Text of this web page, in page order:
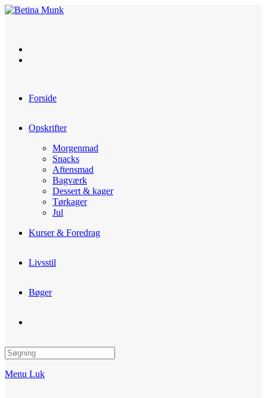
Skip
Forside
Opskrifter
Morgenmad
Snacks
Aftensmad
Bagværk
Dessert & kager
Tørkager
Jul
Kurser & Foredrag
Livsstil
Bøger
website
search
Menu Luk